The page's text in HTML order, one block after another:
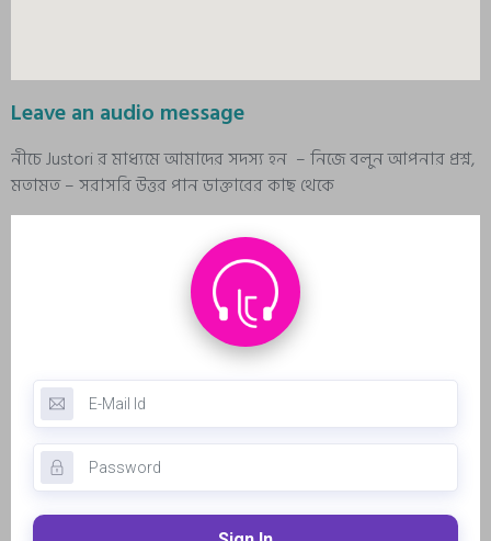
Leave an audio message
নীচে Justori র মাধ্যমে আমাদের সদস্য হন – নিজে বলুন আপনার প্রশ্ন,
মতামত – সরাসরি উত্তর পান ডাক্তারের কাছ থেকে